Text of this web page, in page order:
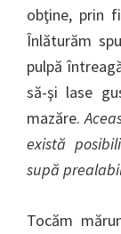
obţine, prin
Înlăturăm
pulpă
să-şi lase
mazăre.
există
supă
Tocăm